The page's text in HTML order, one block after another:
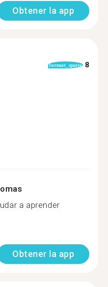
Obtener la app
format_quote 8
a aprender
Obtener la app